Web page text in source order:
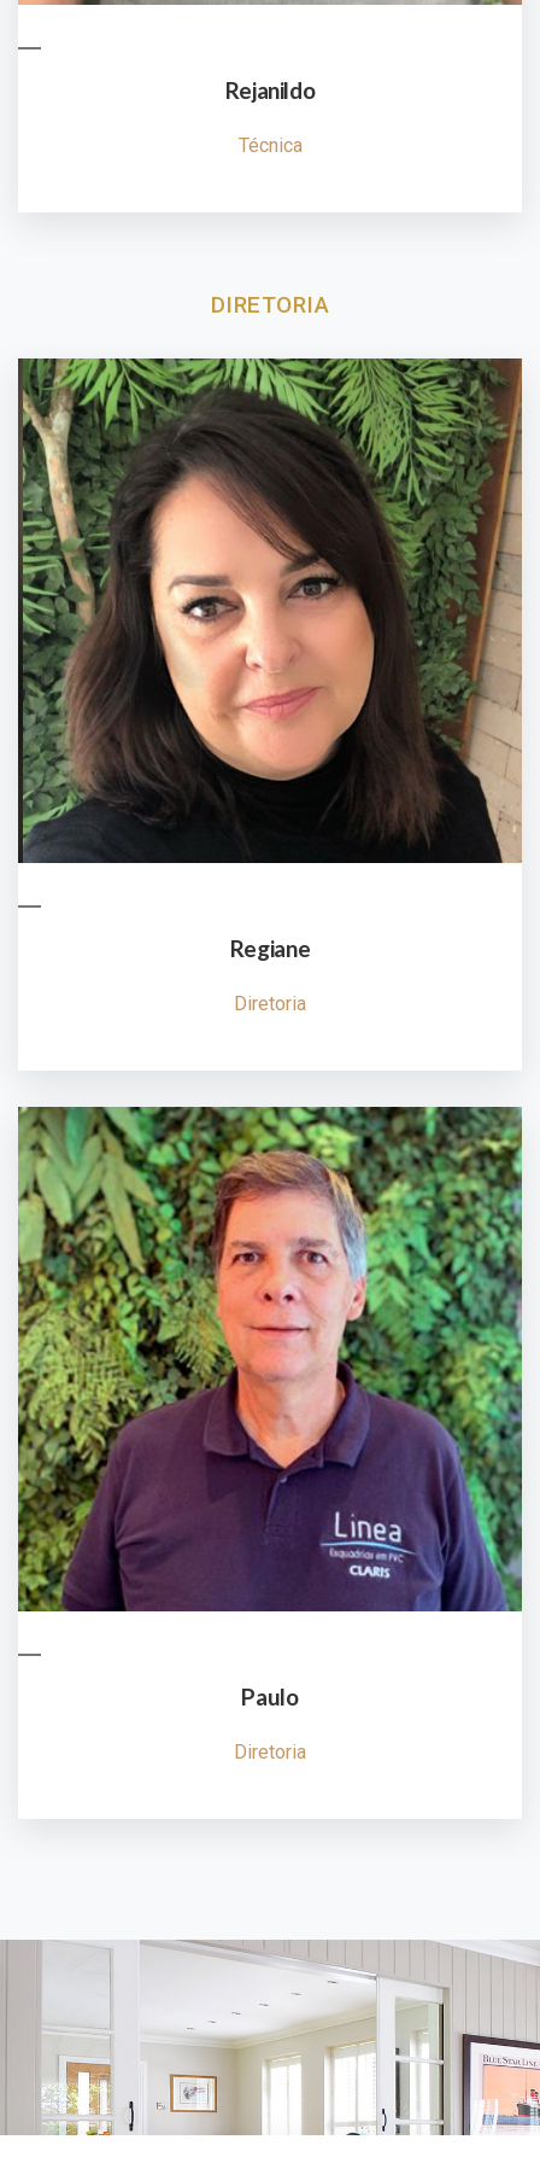
Rejanildo
Técnica
DIRETORIA
Regiane
Diretoria
Paulo
Diretoria